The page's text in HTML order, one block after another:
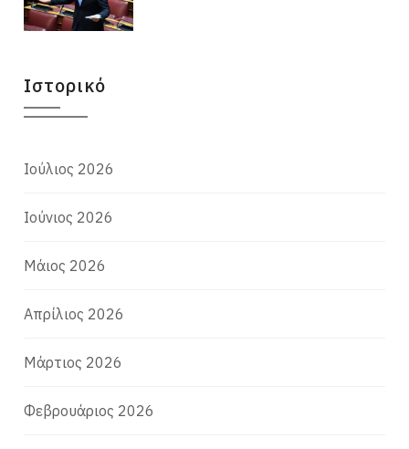
Ιστορικό
Ιούλιος 2026
Ιούνιος 2026
Μάιος 2026
Απρίλιος 2026
Μάρτιος 2026
Φεβρουάριος 2026